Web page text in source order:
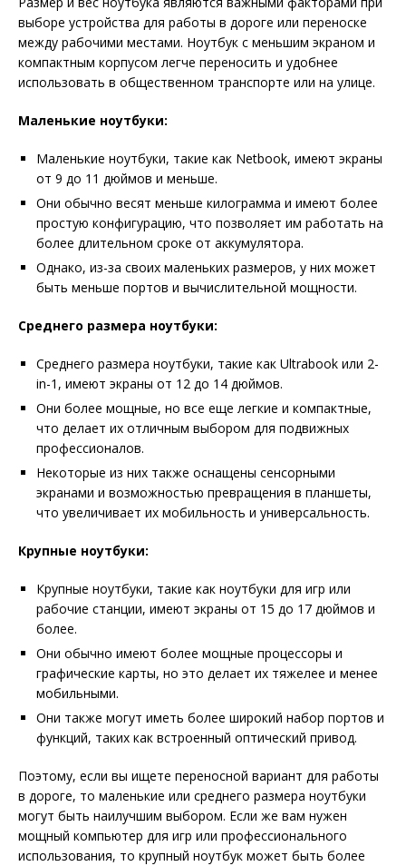
выборе устройства для работы в дороге или переноске
между рабочими местами. Ноутбук с меньшим экраном и
компактным корпусом легче переносить и удобнее
использовать в общественном транспорте или на улице.
Маленькие ноутбуки:
Маленькие ноутбуки, такие как Netbook, имеют экраны
от 9 до 11 дюймов и меньше.
Они обычно весят меньше килограмма и имеют более
простую конфигурацию, что позволяет им работать на
более длительном сроке от аккумулятора.
Однако, из-за своих маленьких размеров, у них может
быть меньше портов и вычислительной мощности.
Среднего размера ноутбуки:
Среднего размера ноутбуки, такие как Ultrabook или 2-
in-1, имеют экраны от 12 до 14 дюймов.
Они более мощные, но все еще легкие и компактные,
что делает их отличным выбором для подвижных
профессионалов.
Некоторые из них также оснащены сенсорными
экранами и возможностью превращения в планшеты,
что увеличивает их мобильность и универсальность.
Крупные ноутбуки:
Крупные ноутбуки, такие как ноутбуки для игр или
рабочие станции, имеют экраны от 15 до 17 дюймов и
более.
Они обычно имеют более мощные процессоры и
графические карты, но это делает их тяжелее и менее
мобильными.
Они также могут иметь более широкий набор портов и
функций, таких как встроенный оптический привод.
Поэтому, если вы ищете переносной вариант для работы
в дороге, то маленькие или среднего размера ноутбуки
могут быть наилучшим выбором. Если же вам нужен
мощный компьютер для игр или профессионального
использования, то крупный ноутбук может быть более